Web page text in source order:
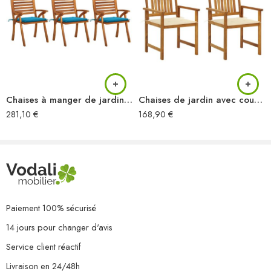
Empilable
Résistance aux intempéries et à la rouille
L’assemblage est requis
Chaises à manger de jardin avec coussins lot de 3 Acacia massif
281,10 €
Chaises de jardin avec coussins lot de 2 Bois d’acacia massif
168,90 €
Paiement 100% sécurisé
14 jours pour changer d'avis
Service client réactif
Livraison en 24/48h